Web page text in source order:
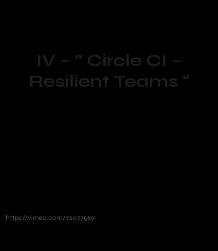
IV – ” Circle CI –
Resilient Teams “
https://vimeo.com/720775691